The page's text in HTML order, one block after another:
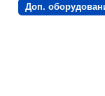
Доп.